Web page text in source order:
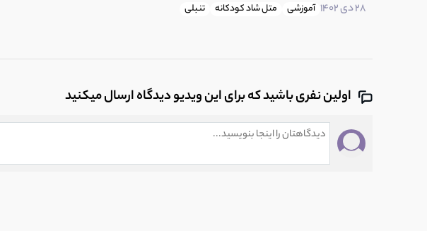
28 دی 1402 آموزشی متل شاد کودکانه تنبلی
اولین نفری باشید که برای این ویدیو دیدگاه ارسال میکنید